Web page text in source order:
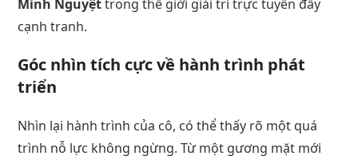
Minh Nguyệttrong thế giới giải trí trực tuyến đầy
cạnh tranh.
Góc nhìn tích cực về hành trình phát
triển
Nhìn lại hành trình của cô, có thể thấy rõ một quá
trình nỗ lực không ngừng. Từ một gương mặt mới